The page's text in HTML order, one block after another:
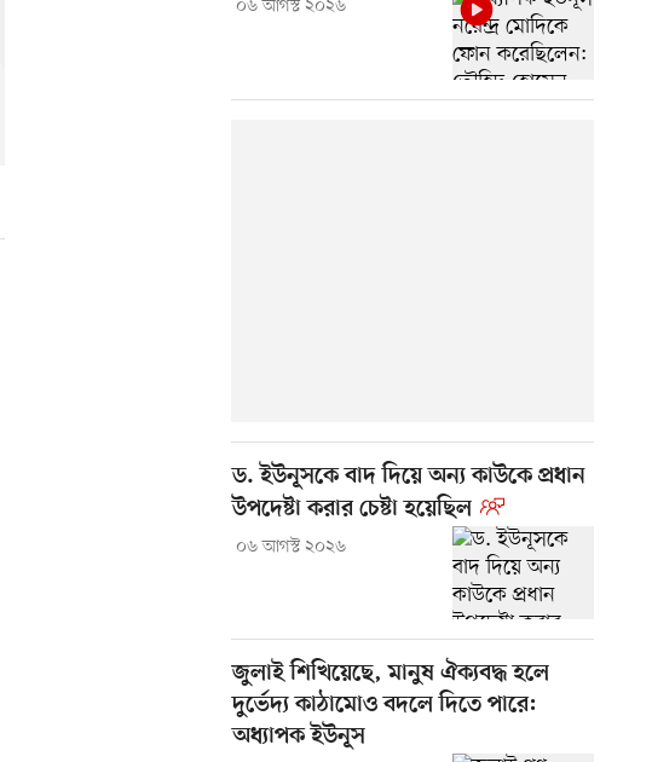
০৬ আগস্ট ২০২৬
ড. ইউনূসকে বাদ দিয়ে অন্য কাউকে প্রধান
উপদেষ্টা করার চেষ্টা হয়েছিল
০৬ আগস্ট ২০২৬
জুলাই শিখিয়েছে, মানুষ ঐক্যবদ্ধ হলে
দুর্ভেদ্য কাঠামোও বদলে দিতে পারে:
অধ্যাপক ইউনূস